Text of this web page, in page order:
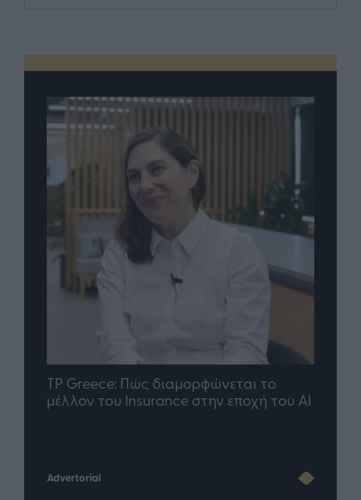
TP Greece: Πώς διαμορφώνεται το
μέλλον του Insurance στην εποχή του AI
Advertorial